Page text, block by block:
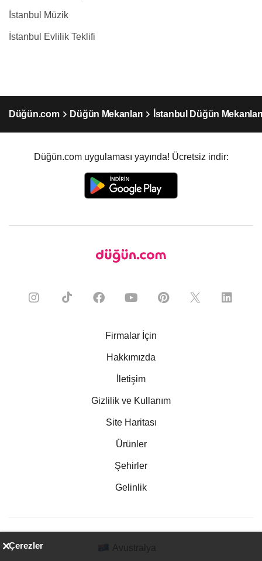
İstanbul Müzik
İstanbul Evlilik Teklifi
Düğün.com Düğün Mekanları İstanbul Düğün
Düğün.com uygulaması yayında! Ücretsiz indir:
Firmalar İçin
Hakkımızda
İletişim
Gizlilik ve Kullanım
Site Haritası
Ürünler
Şehirler
Gelinlik
Çerezler